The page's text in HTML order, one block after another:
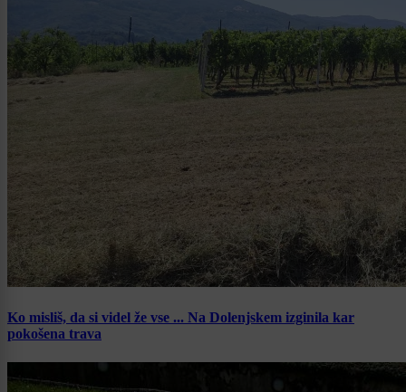
Ko misliš, da si videl že vse ... Na Dolenjskem izginila kar
pokošena trava